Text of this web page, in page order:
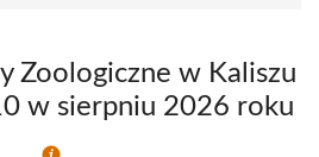
Zoologiczne w Kaliszu
w sierpniu 2026 roku